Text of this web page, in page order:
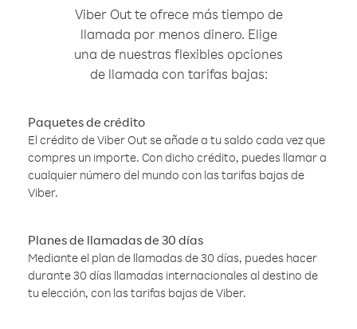
Viber Out te ofrece más tiempo de
llamada por menos dinero. Elige
una de nuestras flexibles opciones
de llamada con tarifas bajas:
Paquetes de crédito
El crédito de Viber Out se añade a tu saldo cada vez que
compres un importe. Con dicho crédito, puedes llamar a
cualquier número del mundo con las tarifas bajas de
Viber.
Planes de llamadas de 30 días
Mediante el plan de llamadas de 30 días, puedes hacer
durante 30 días llamadas internacionales al destino de
tu elección, con las tarifas bajas de Viber.